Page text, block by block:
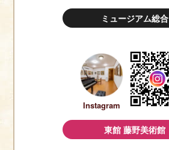
ミュージアム総合
Instagram
東館 藤野美術館